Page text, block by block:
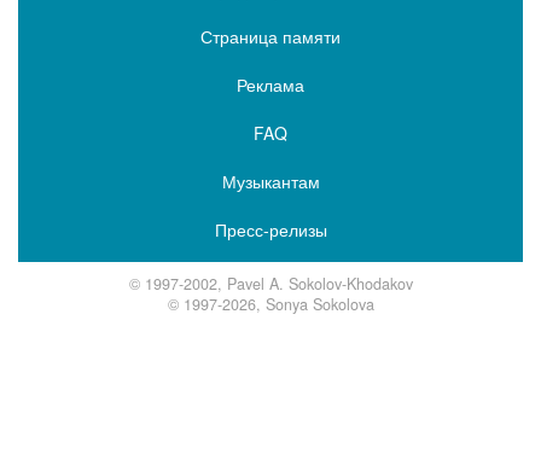
Страница памяти
Реклама
FAQ
Музыкантам
Пресс-релизы
© 1997-2002, Pavel A. Sokolov-Khodakov
© 1997-2026, Sonya Sokolova